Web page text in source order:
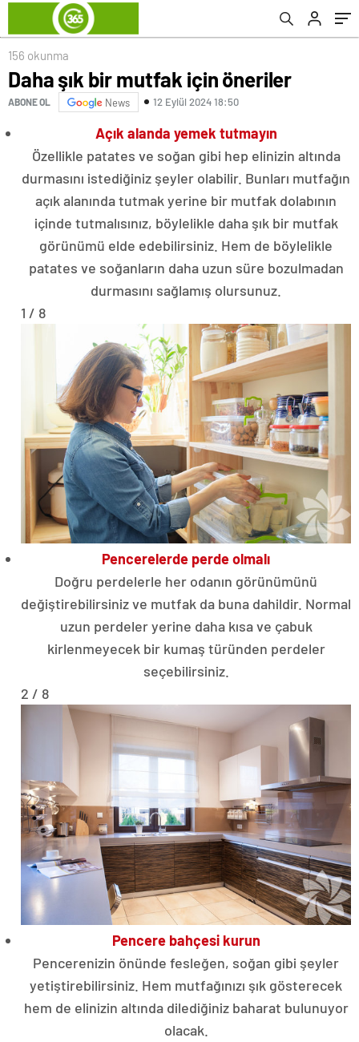
156 okunma
Daha şık bir mutfak için öneriler
ABONE OL News 12 Eylül 2024 18:50
Açık alanda yemek tutmayın
Özellikle patates ve soğan gibi hep elinizin altında
durmasını istediğiniz şeyler olabilir. Bunları mutfağın
açık alanında tutmak yerine bir mutfak dolabının
içinde tutmalısınız, böylelikle daha şık bir mutfak
görünümü elde edebilirsiniz. Hem de böylelikle
patates ve soğanların daha uzun süre bozulmadan
durmasını sağlamış olursunuz.
1 / 8
Pencerelerde perde olmalı
Doğru perdelerle her odanın görünümünü
değiştirebilirsiniz ve mutfak da buna dahildir. Normal
uzun perdeler yerine daha kısa ve çabuk
kirlenmeyecek bir kumaş türünden perdeler
seçebilirsiniz.
2 / 8
Pencere bahçesi kurun
Pencerenizin önünde fesleğen, soğan gibi şeyler
yetiştirebilirsiniz. Hem mutfağınızı şık gösterecek
hem de elinizin altında dilediğiniz baharat bulunuyor
olacak.